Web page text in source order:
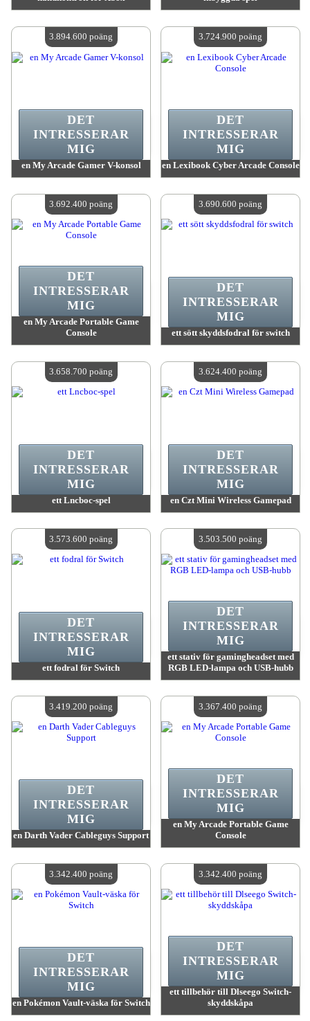
Antal tillgängliga:4
Antal tillgängliga:4
en My Arcade Gamer V-konsol
Antal tillgängliga:4
DET
INTRESSERAR
MIG
3.894.600 poäng
en Lexibook Cyber ​​​​Arcade Console
Antal tillgängliga:4
DET
INTRESSERAR
MIG
3.724.900 poäng
en My Arcade Portable Game
Console
Antal tillgängliga:4
DET
INTRESSERAR
MIG
3.692.400 poäng
ett sött skyddsfodral för switch
Antal tillgängliga:4
DET
INTRESSERAR
MIG
3.690.600 poäng
ett Lncboc-spel
Antal tillgängliga:4
DET
INTRESSERAR
MIG
3.658.700 poäng
en Czt Mini Wireless Gamepad
Antal tillgängliga:4
DET
INTRESSERAR
MIG
3.624.400 poäng
ett fodral för Switch
Antal tillgängliga:4
DET
INTRESSERAR
MIG
3.573.600 poäng
ett stativ för gamingheadset med
RGB LED-lampa och USB-hubb
Antal tillgängliga:4
DET
INTRESSERAR
MIG
3.503.500 poäng
en Darth Vader Cableguys Support
Antal tillgängliga:4
DET
INTRESSERAR
MIG
3.419.200 poäng
en My Arcade Portable Game
Console
Antal tillgängliga:4
DET
INTRESSERAR
MIG
3.367.400 poäng
en Pokémon Vault-väska för Switch
DET
INTRESSERAR
MIG
3.342.400 poäng
ett tillbehör till Dlseego Switch-
skyddskåpa
DET
INTRESSERAR
MIG
3.342.400 poäng